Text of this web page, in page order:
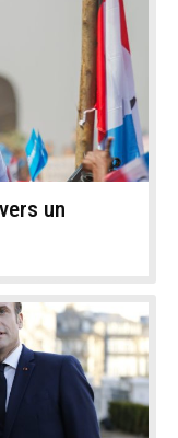
un